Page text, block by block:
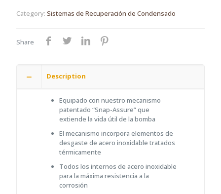
Category: Sistemas de Recuperación de Condensado
Share
Description
Equipado con nuestro mecanismo
patentado “Snap-Assure” que
extiende la vida útil de la bomba
El mecanismo incorpora elementos de
desgaste de acero inoxidable tratados
térmicamente
Todos los internos de acero inoxidable
para la máxima resistencia a la
corrosión